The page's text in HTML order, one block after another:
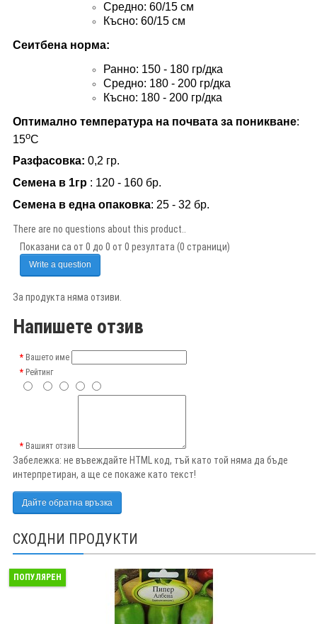
Средно: 60/15 см
Късно: 60/15 см
Сеитбена норма:
Ранно: 150 - 180 гр/дка
Средно: 180 - 200 гр/дка
Късно: 180 - 200 гр/дка
Оптимално температура на почвата за поникване:
15оС
Разфасовка: 0,2 гр.
Семена в 1гр : 120 - 160 бр.
Семена в една опаковка: 25 - 32 бр.
There are no questions about this product..
Показани са от 0 до 0 от 0 резултата (0 страници)
Write a question
За продукта няма отзиви.
Напишете отзив
Вашето име
Рейтинг
Вашият отзив
Забележка: не въвеждайте HTML код, тъй като той няма да бъде
интерпретиран, а ще се покаже като текст!
Дайте обратна връзка
СХОДНИ ПРОДУКТИ
ПОПУЛЯРЕН